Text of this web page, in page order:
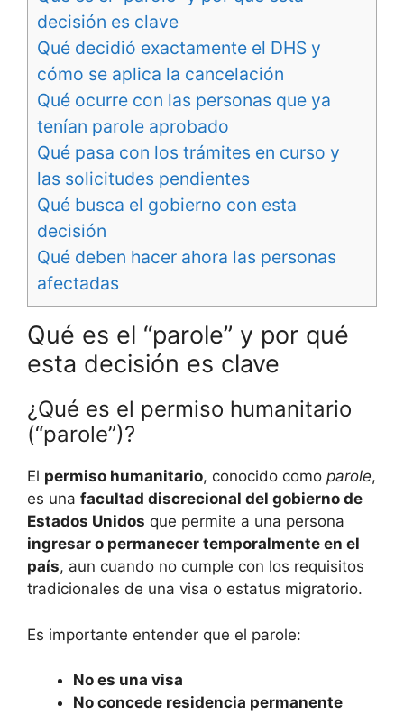
decisión es clave
Qué decidió exactamente el DHS y
cómo se aplica la cancelación
Qué ocurre con las personas que ya
tenían parole aprobado
Qué pasa con los trámites en curso y
las solicitudes pendientes
Qué busca el gobierno con esta
decisión
Qué deben hacer ahora las personas
afectadas
Qué es el “parole” y por qué
esta decisión es clave
¿Qué es el permiso humanitario
(“parole”)?
El permiso humanitario, conocido como parole,
es una facultad discrecional del gobierno de
Estados Unidos que permite a una persona
ingresar o permanecer temporalmente en el
país, aun cuando no cumple con los requisitos
tradicionales de una visa o estatus migratorio.
Es importante entender que el parole:
No es una visa
No concede residencia permanente